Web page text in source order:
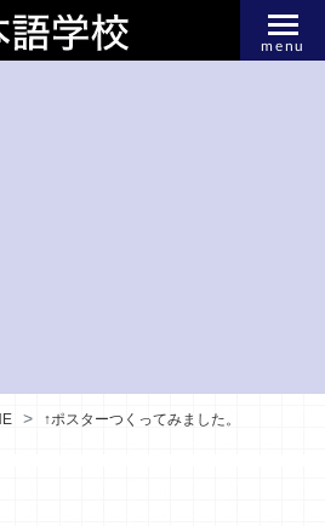
menu
↑ポスターつくってみました。